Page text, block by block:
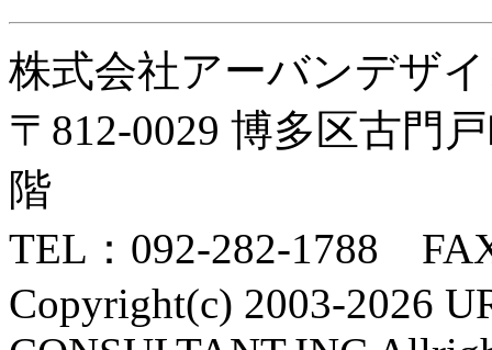
株式会社アーバンデザ
〒812-0029 博多区古門
階
TEL：092-282-1788
Copyright(c) 2003-2026